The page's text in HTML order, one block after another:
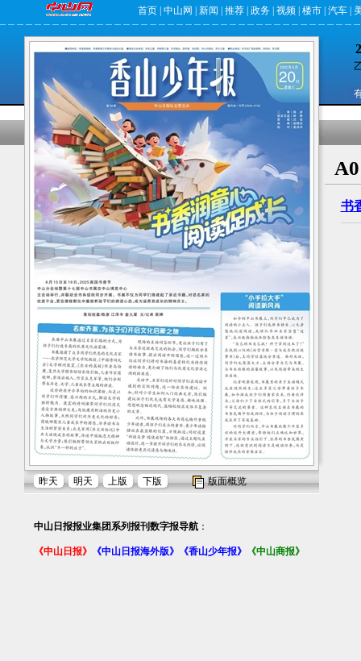
首页 中山网 新闻 推荐 政务 视频 楼市 汽车
昨天 明天 上版 下版 版面概览
中山日报报业集团系列报刊数字报导航 ：
《中山日报》 《中山日报海外版》 《香山少年报》 《中山商报》
书